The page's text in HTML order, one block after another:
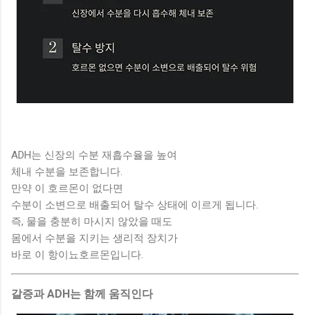
ADH는 신장의 수분 재흡수율을 높여
체내 수분을 보존합니다.
만약 이 호르몬이 없다면
수분이 소변으로 배출되어 탈수 상태에 이르게 됩니다.
즉, 물을 충분히 마시지 않았을 때도
몸에서 수분을 지키는 생리적 장치가
바로 이 항이뇨호르몬입니다.
갈증과 ADH는 함께 움직인다